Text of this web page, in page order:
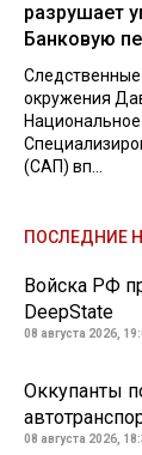
разрушает
Банковую
окружения
(САП) вп...
ПОСЛЕДНИЕ
Войска РФ
DeepState
08 августа 2026,
Оккупанты
08 августа 2026,